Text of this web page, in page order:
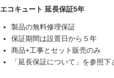
エコキュート 延長保証5年
製品の無料修理保証
保証期間は設置日から５年
商品+工事とセット販売のみ
「延長保証について」を参照下